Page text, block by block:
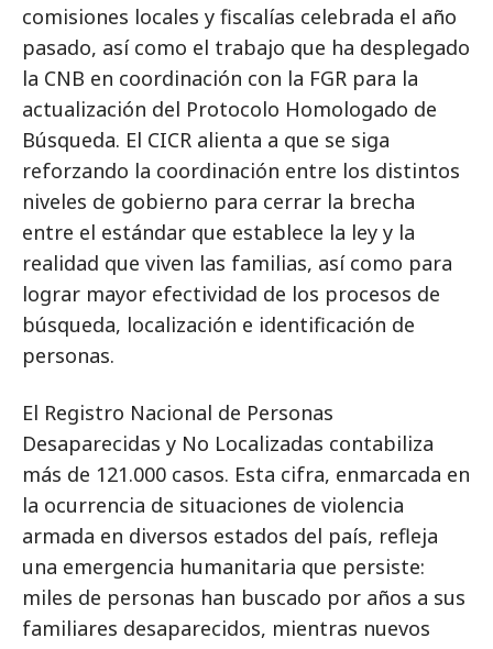
comisiones locales y fiscalías celebrada el año
pasado, así como el trabajo que ha desplegado
la CNB en coordinación con la FGR para la
actualización del Protocolo Homologado de
Búsqueda. El CICR alienta a que se siga
reforzando la coordinación entre los distintos
niveles de gobierno para cerrar la brecha
entre el estándar que establece la ley y la
realidad que viven las familias, así como para
lograr mayor efectividad de los procesos de
búsqueda, localización e identificación de
personas.
El Registro Nacional de Personas
Desaparecidas y No Localizadas contabiliza
más de 121.000 casos. Esta cifra, enmarcada en
la ocurrencia de situaciones de violencia
armada en diversos estados del país, refleja
una emergencia humanitaria que persiste:
miles de personas han buscado por años a sus
familiares desaparecidos, mientras nuevos